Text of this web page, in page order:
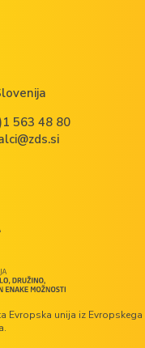
Evropska unija iz
563 48 80